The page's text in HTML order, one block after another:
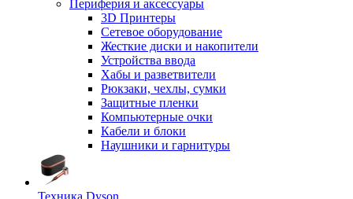
Периферия и аксессуары
3D Принтеры
Сетевое оборудование
Жесткие диски и накопители
Устройства ввода
Хабы и разветвители
Рюкзаки, чехлы, сумки
Защитные пленки
Компьютерные очки
Кабели и блоки
Наушники и гарнитуры
Техника Dyson